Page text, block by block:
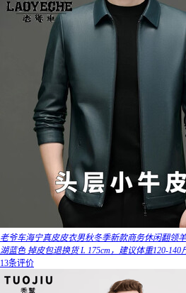
老爷车海宁真皮皮衣男秋冬季新款商务休闲翻领
湖蓝色 掉皮包退换货 L 175cm，建议体重120-140
13条评价